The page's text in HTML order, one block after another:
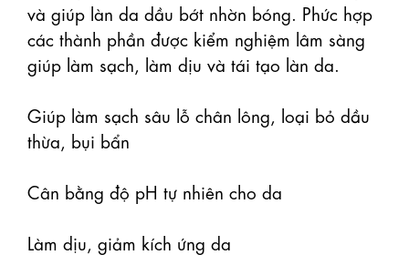
và giúp làn da dầu bớt nhờn bóng. Phức hợp
các thành phần được kiểm nghiệm lâm sàng
giúp làm sạch, làm dịu và tái tạo làn da.
Giúp làm sạch sâu lỗ chân lông, loại bỏ dầu
thừa, bụi bẩn
Cân bằng độ pH tự nhiên cho da
Làm dịu, giảm kích ứng da